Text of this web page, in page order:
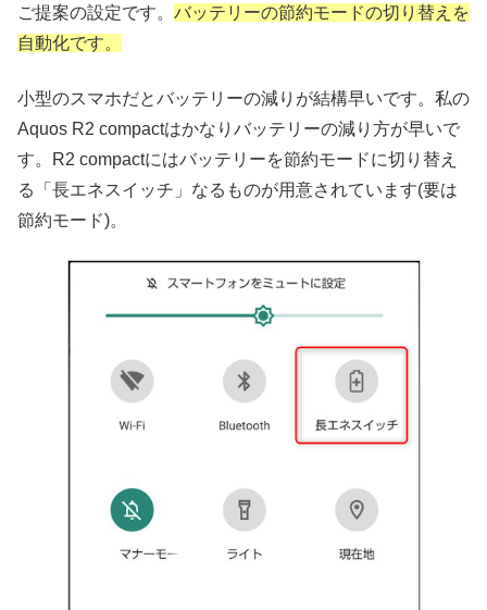
ご提案の設定です。 バッテリーの節約モードの切り替えを
自動化です。
小型のスマホだとバッテリーの減りが結構早いです。私の
Aquos R2 compactはかなりバッテリーの減り方が早いで
す。R2 compactにはバッテリーを節約モードに切り替え
る「長エネスイッチ」なるものが用意されています(要は
節約モード)。